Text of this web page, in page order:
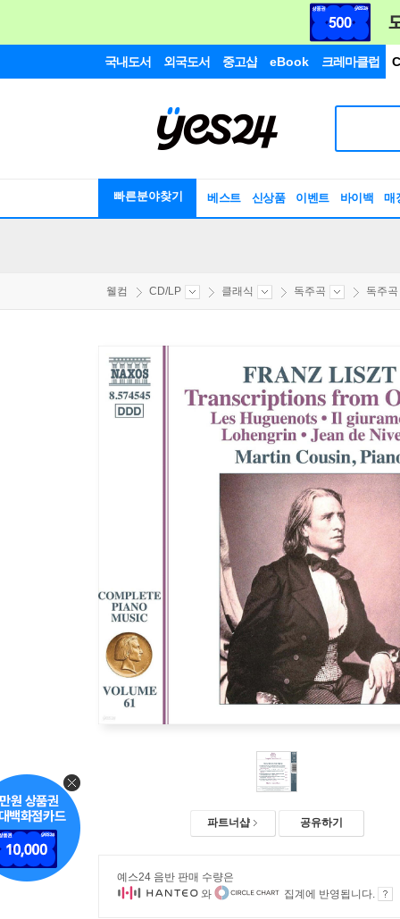
국내도서 외국도서 중고샵 eBook 크레마클럽
빠른분야찾기 베스트 신상품 이벤트 바이백 매
웰컴 CD/LP 클래식 독주곡 독주
파트너샵 공유하기
예스24 음반 판매 수량은
와
집계에 반영됩니다.